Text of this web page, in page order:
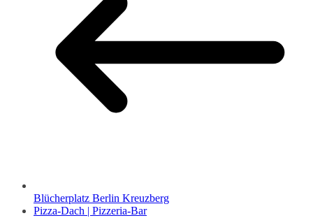
Blücherplatz Berlin Kreuzberg
Pizza-Dach | Pizzeria-Bar